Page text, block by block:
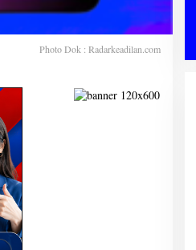
Photo Dok : Radarkeadilan.com